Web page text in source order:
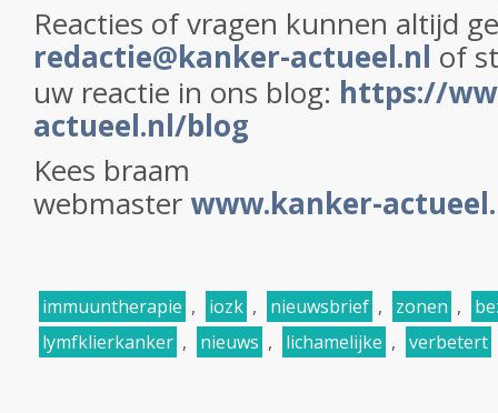
Reacties of vragen kunnen altijd
redactie@kanker-actueel.nl of
uw reactie in ons blog: https://
actueel.nl/blog
Kees braam
webmaster www.kanker-
immuuntherapie , iozk , nieuwsbrief , zonen ,
lymfklierkanker , nieuws , lichamelijke , verbetert